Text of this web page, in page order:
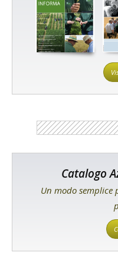
Catalogo
Un modo semplice